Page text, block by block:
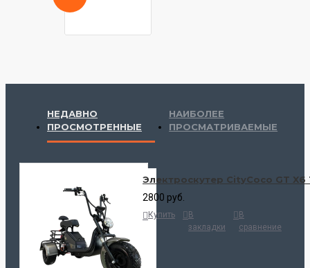
НЕДАВНО
ПРОСМОТРЕННЫЕ
НАИБОЛЕЕ
ПРОСМАТРИВАЕМЫЕ
Электроскутер CityСoco GT X6
2800 руб.
Купить
В
закладки
В
сравнение